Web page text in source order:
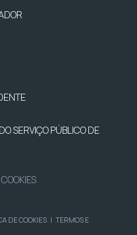
SERVIÇO PÚBLICO DE
DE COOKIES | TERMOS E